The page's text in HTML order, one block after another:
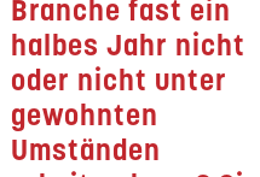
Branche fast ein
halbes Jahr nicht
oder nicht unter
gewohnten
Umständen